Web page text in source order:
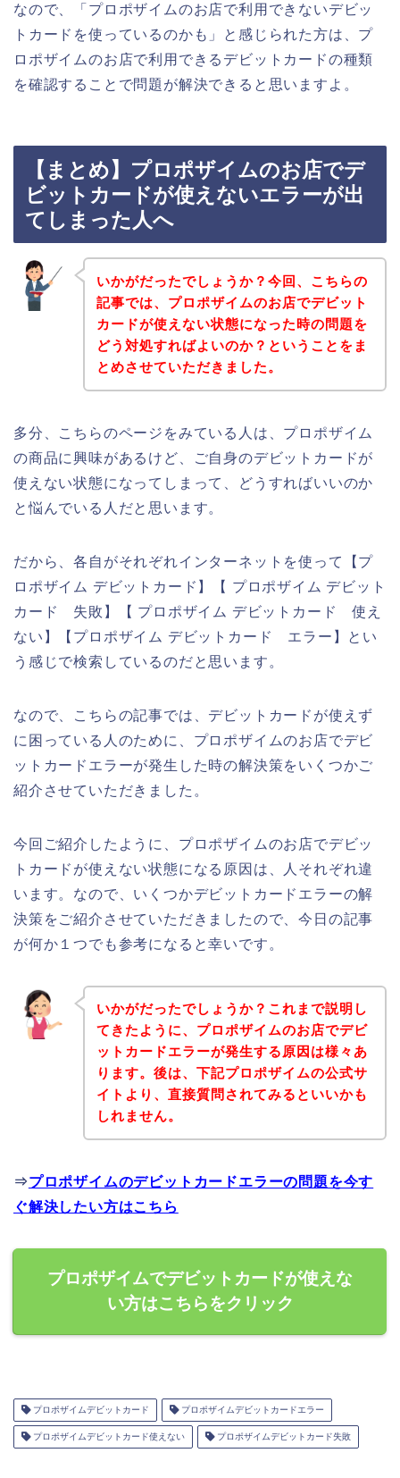
なので、「プロポザイムのお店で利用できないデビッ
トカードを使っているのかも」と感じられた方は、プ
ロポザイムのお店で利用できるデビットカードの種類
を確認することで問題が解決できると思いますよ。
【まとめ】プロポザイムのお店でデ
ビットカードが使えないエラーが出
てしまった人へ
いかがだったでしょうか？今回、こちらの
記事では、プロポザイムのお店でデビット
カードが使えない状態になった時の問題を
どう対処すればよいのか？ということをま
とめさせていただきました。
多分、こちらのページをみている人は、プロポザイム
の商品に興味があるけど、ご自身のデビットカードが
使えない状態になってしまって、どうすればいいのか
と悩んでいる人だと思います。
だから、各自がそれぞれインターネットを使って【プ
ロポザイム デビットカード】【 プロポザイム デビット
カード 失敗】【 プロポザイム デビットカード 使え
ない】【プロポザイム デビットカード エラー】とい
う感じで検索しているのだと思います。
なので、こちらの記事では、デビットカードが使えず
に困っている人のために、プロポザイムのお店でデビ
ットカードエラーが発生した時の解決策をいくつかご
紹介させていただきました。
今回ご紹介したように、プロポザイムのお店でデビッ
トカードが使えない状態になる原因は、人それぞれ違
います。なので、いくつかデビットカードエラーの解
決策をご紹介させていただきましたので、今日の記事
が何か１つでも参考になると幸いです。
いかがだったでしょうか？これまで説明し
てきたように、プロポザイムのお店でデビ
ットカードエラーが発生する原因は様々あ
ります。後は、下記プロポザイムの公式サ
イトより、直接質問されてみるといいかも
しれません。
⇒プロポザイムのデビットカードエラーの問題を今す
ぐ解決したい方はこちら
プロポザイムでデビットカードが使えな
い方はこちらをクリック
プロポザイムデビットカード プロポザイムデビットカードエラー
プロポザイムデビットカード使えない プロポザイムデビットカード失敗